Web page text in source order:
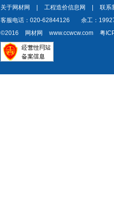
关于网材网 工程造价信息网
联系
客服电话：020-62844126
余工：
©2016
网材网 www.ccwcw.com 粤